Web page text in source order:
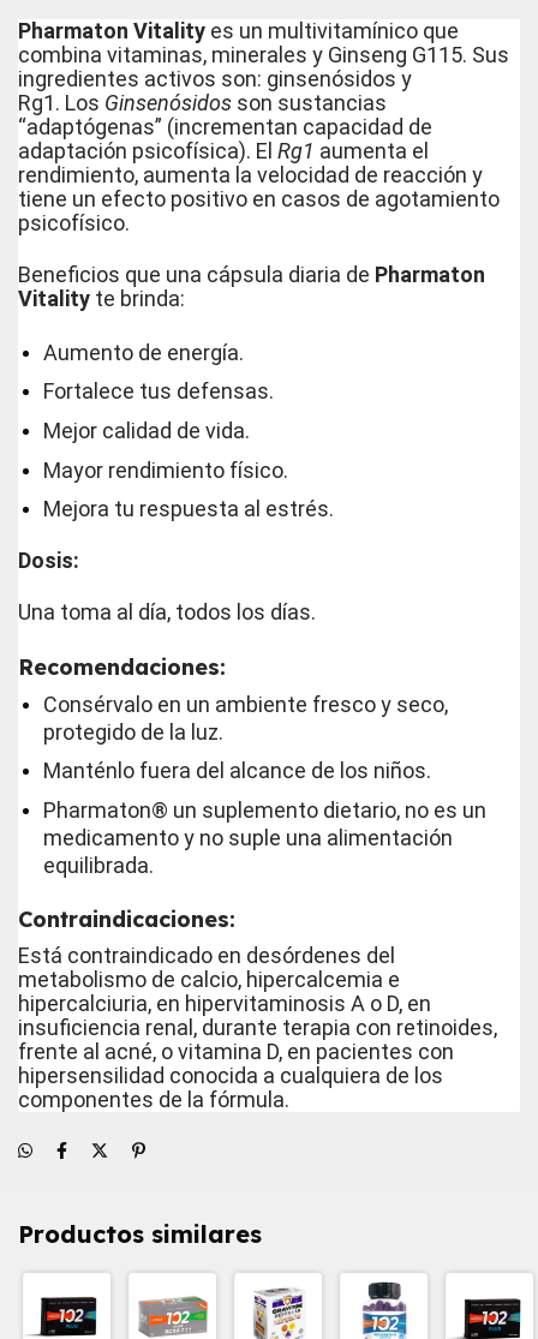
Pharmaton Vitality es un multivitamínico que
combina vitaminas, minerales y Ginseng G115. Sus
ingredientes activos son: ginsenósidos y
Rg1. Los Ginsenósidos son sustancias
“adaptógenas” (incrementan capacidad de
adaptación psicofísica). El Rg1 aumenta el
rendimiento, aumenta la velocidad de reacción y
tiene un efecto positivo en casos de agotamiento
psicofísico.
Beneficios que una cápsula diaria de Pharmaton
Vitality te brinda:
Aumento de energía.
Fortalece tus defensas.
Mejor calidad de vida.
Mayor rendimiento físico.
Mejora tu respuesta al estrés.
Dosis:
Una toma al día, todos los días.
Recomendaciones:
Consérvalo en un ambiente fresco y seco,
protegido de la luz.
Manténlo fuera del alcance de los niños.
Pharmaton® un suplemento dietario, no es un
medicamento y no suple una alimentación
equilibrada.
Contraindicaciones:
Está contraindicado en desórdenes del
metabolismo de calcio, hipercalcemia e
hipercalciuria, en hipervitaminosis A o D, en
insuficiencia renal, durante terapia con retinoides,
frente al acné, o vitamina D, en pacientes con
hipersensilidad conocida a cualquiera de los
componentes de la fórmula.
Productos similares